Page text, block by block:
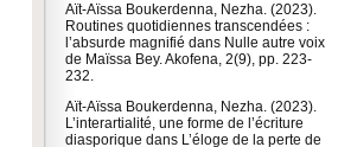
Aït-Aïssa Boukerdenna, Nezha. (2023).
Routines quotidiennes transcendées :
l’absurde magnifié dans Nulle autre voix
de Maïssa Bey. Akofena, 2(9), pp. 223-
232.
Aït-Aïssa Boukerdenna, Nezha. (2023).
L’interartialité, une forme de l’écriture
diasporique dans L’éloge de la perte de